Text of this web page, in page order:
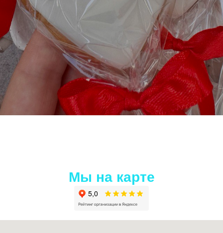
Мы на карте